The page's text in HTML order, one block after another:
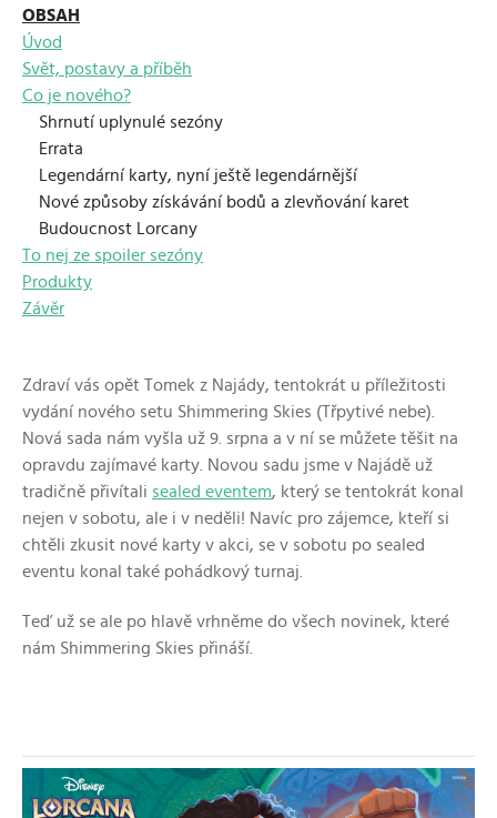
OBSAH
Úvod
Svět, postavy a příběh
Co je nového?
Shrnutí uplynulé sezóny
Errata
Legendární karty, nyní ještě legendárnější
Nové způsoby získávání bodů a zlevňování karet
Budoucnost Lorcany
To nej ze spoiler sezóny
Produkty
Závěr
Zdraví vás opět Tomek z Najády, tentokrát u příležitosti
vydání nového setu Shimmering Skies (Třpytivé nebe).
Nová sada nám vyšla už 9. srpna a v ní se můžete těšit na
opravdu zajímavé karty. Novou sadu jsme v Najádě už
tradičně přivítali sealed eventem, který se tentokrát konal
nejen v sobotu, ale i v neděli! Navíc pro zájemce, kteří si
chtěli zkusit nové karty v akci, se v sobotu po sealed
eventu konal také pohádkový turnaj.
Teď už se ale po hlavě vrhněme do všech novinek, které
nám Shimmering Skies přináší.